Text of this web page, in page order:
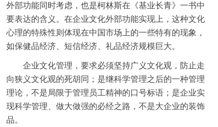
外部功能同时考虑，也是柯林斯在《基业长青》一书中
要表达的含义。在企业文化外部功能实现上，这种文化
心理的特殊性则体现在中国市场上的一些特有的现象，
如保健品经济、短信经济、礼品经济规模巨大。
企业文化管理，要求必须坚持广义文化观，防止走
向狭义文化观的死胡同；是继科学管理之后的一种管理
理论，不是局限于管理员工精神的口号标语；是企业实
现科学管理、做大做强的必经之路，不是大企业的装饰
品。